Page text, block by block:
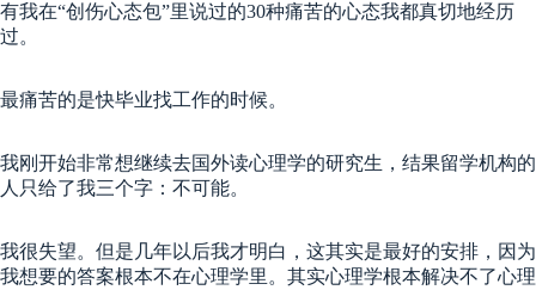
有我在“创伤心态包”里说过的30种痛苦的心态我都真切地经历
过。
最痛苦的是快毕业找工作的时候。
我刚开始非常想继续去国外读心理学的研究生，结果留学机构的
人只给了我三个字：不可能。
我很失望。但是几年以后我才明白，这其实是最好的安排，因为
我想要的答案根本不在心理学里。其实心理学根本解决不了心理